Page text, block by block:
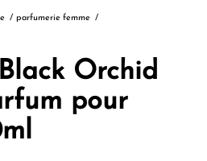
/ parfumerie femme /
Orchid
pour